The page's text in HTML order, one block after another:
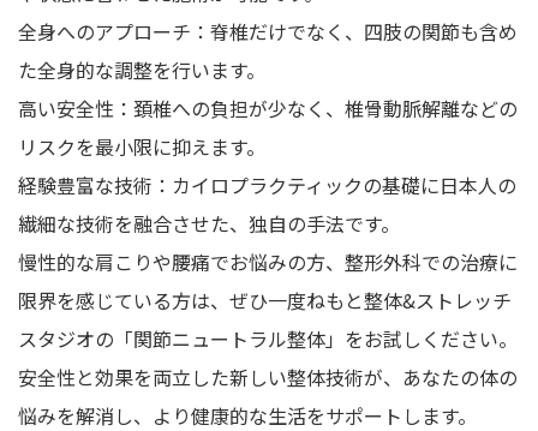
全身へのアプローチ：脊椎だけでなく、四肢の関節も含め
た全身的な調整を行います。
高い安全性：頚椎への負担が少なく、椎骨動脈解離などの
リスクを最小限に抑えます。
経験豊富な技術：カイロプラクティックの基礎に日本人の
繊細な技術を融合させた、独自の手法です。
慢性的な肩こりや腰痛でお悩みの方、整形外科での治療に
限界を感じている方は、ぜひ一度ねもと整体&ストレッチ
スタジオの「関節ニュートラル整体」をお試しください。
安全性と効果を両立した新しい整体技術が、あなたの体の
悩みを解消し、より健康的な生活をサポートします。